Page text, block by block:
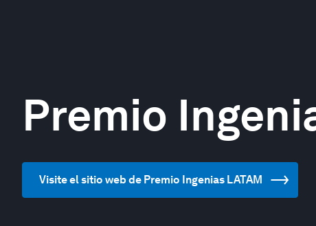
Premio
Visite el sitio web de Premio Ingenias LATAM